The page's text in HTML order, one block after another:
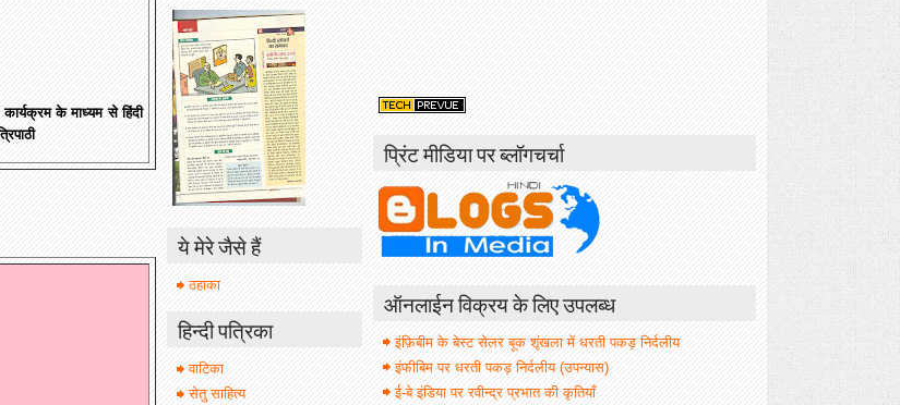
के माध्यम से हिंदी
प्रिंट मीडिया पर ब्लॉगचर्चा
ऑनलाईन विक्रय के लिए उपलब्ध
इंफ़िबीम के बेस्ट सेलर बूक शृंखला में धरती पकड़ निर्दलीय
इंफीबिम पर धरती पकड़ निर्दलीय (उपन्यास)
ई-बे इंडिया पर रवीन्द्र प्रभात की कृतियाँ
ये मेरे जैसे हैं
ठहाका
हिन्दी पत्रिका
वाटिका
सेतु साहित्य